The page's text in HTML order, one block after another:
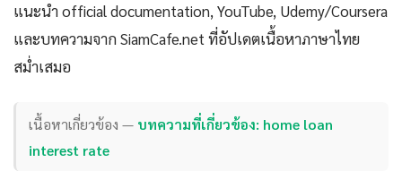
แนะนำ official documentation, YouTube, Udemy/Coursera
และบทความจาก SiamCafe.net ที่อัปเดตเนื้อหาภาษาไทย
สม่ำเสมอ
เนื้อหาเกี่ยวข้อง — บทความที่เกี่ยวข้อง: home loan
interest rate